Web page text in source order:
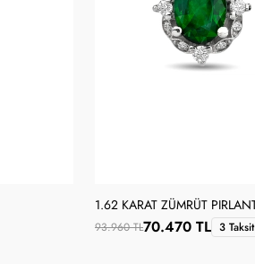
1.62 KARAT ZÜMRÜT
93.960 TL70.470 TL 3